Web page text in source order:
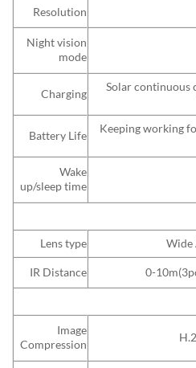
Resolution
Night vision
mode
Charging
Solar continuous
Battery Life
Keeping working
Wake
up/sleep time
Lens type
Wide
IR Distance 0-
Image
Compression